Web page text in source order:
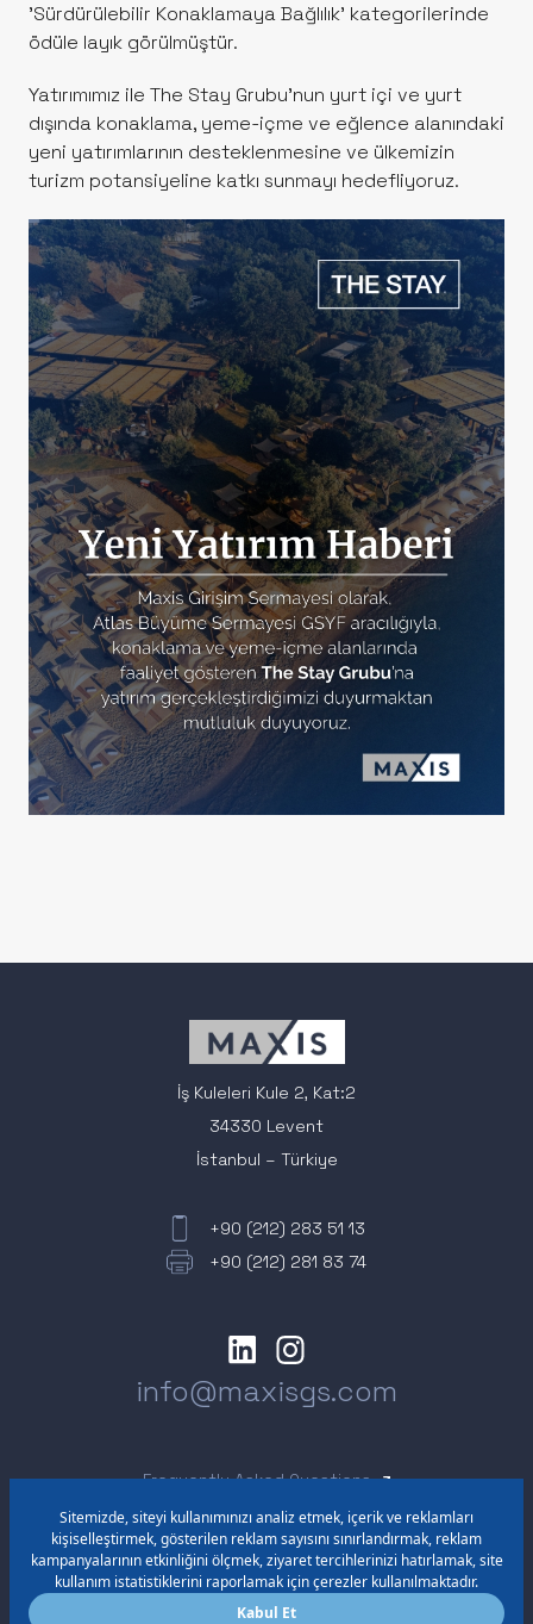
'Sürdürülebilir Konaklamaya Bağlılık' kategorilerinde
ödüle layık görülmüştür.
Yatırımımız ile The Stay Grubu’nun yurt içi ve yurt
dışında konaklama, yeme-içme ve eğlence alanındaki
yeni yatırımlarının desteklenmesine ve ülkemizin
turizm potansiyeline katkı sunmayı hedefliyoruz.
İş Kuleleri Kule 2, Kat:2
34330 Levent
İstanbul – Türkiye
+90 (212) 283 51 13
+90 (212) 281 83 74
info@maxisgs.com
Frequently Asked Questions
Continuous Information Form
Information Society Service
Protection of Personal Data
A subsidiary of Türkiye İş Bankası